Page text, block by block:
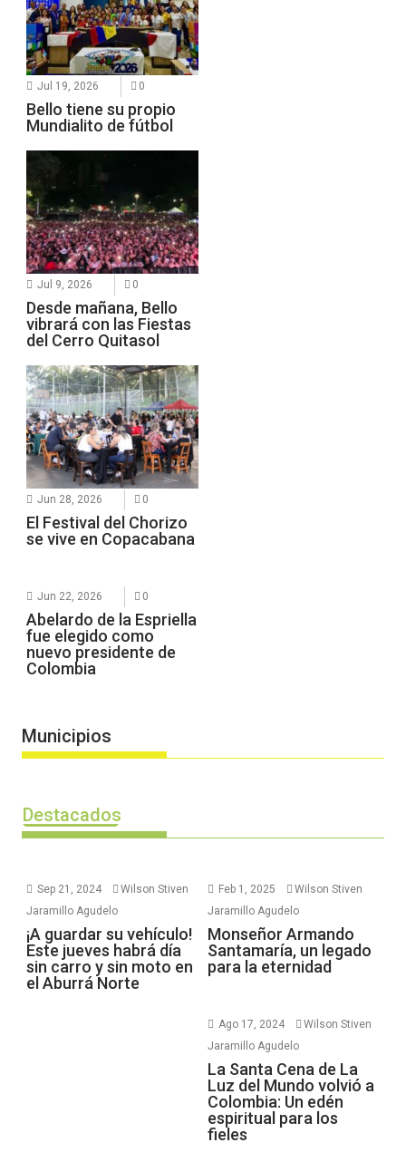
Jul 19, 2026 0
Bello tiene su propio
Mundialito de fútbol
Jul 9, 2026 0
Desde mañana, Bello
vibrará con las Fiestas
del Cerro Quitasol
Jun 28, 2026 0
El Festival del Chorizo
se vive en Copacabana
Jun 22, 2026 0
Abelardo de la Espriella
fue elegido como
nuevo presidente de
Colombia
Municipios
Destacados
Sep 21, 2024
Wilson Stiven
Jaramillo Agudelo
¡A guardar su vehículo!
Este jueves habrá día
sin carro y sin moto en
el Aburrá Norte
Feb 1, 2025
Wilson Stiven
Jaramillo Agudelo
Monseñor Armando
Santamaría, un legado
para la eternidad
Ago 17, 2024
Wilson Stiven
Jaramillo Agudelo
La Santa Cena de La
Luz del Mundo volvió a
Colombia: Un edén
espiritual para los
fieles